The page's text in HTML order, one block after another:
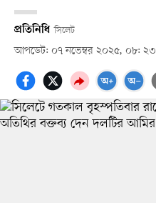
প্রতিনিধি সিলেট
আপডেট: ০৭ নভেম্বর ২০২৫, ০৮: ২৩